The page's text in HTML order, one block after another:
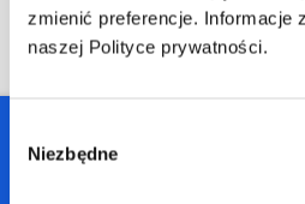
zmienić preferencje. Informacje
naszej Polityce prywatności.
Selection
Niezbędne
Jacek Palęcki